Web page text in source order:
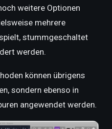
weitere Optionen
mehrere
stummgeschaltet
werden.
können übrigens
sondern ebenso in
angewendet werden.